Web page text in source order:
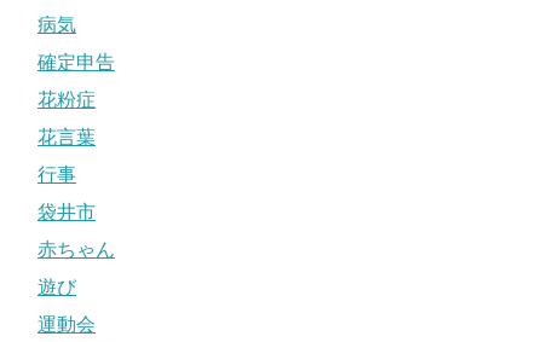
病気
確定申告
花粉症
花言葉
行事
袋井市
赤ちゃん
遊び
運動会